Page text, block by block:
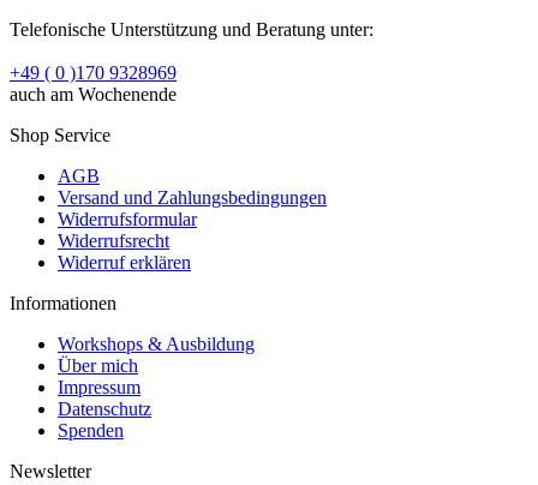
Telefonische Unterstützung und Beratung unter:
+49 ( 0 )170 9328969
auch am Wochenende
Shop Service
AGB
Versand und Zahlungsbedingungen
Widerrufsformular
Widerrufsrecht
Widerruf erklären
Informationen
Workshops & Ausbildung
Über mich
Impressum
Datenschutz
Spenden
Newsletter